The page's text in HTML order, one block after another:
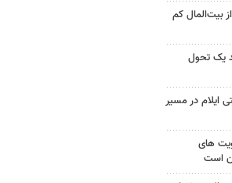
بیت‌المال کم
یک تحول
ایلام در مسیر
های
است